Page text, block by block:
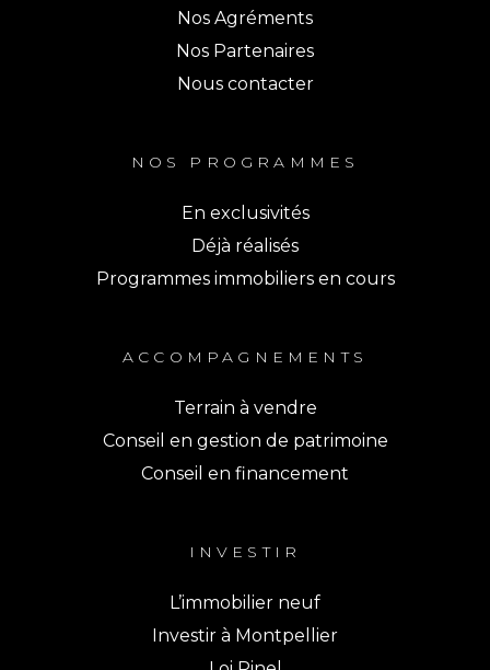
Nos Agréments
Nos Partenaires
Nous contacter
NOS PROGRAMMES
En exclusivités
Déjà réalisés
Programmes immobiliers en cours
ACCOMPAGNEMENTS
Terrain à vendre
Conseil en gestion de patrimoine
Conseil en financement
INVESTIR
L’immobilier neuf
Investir à Montpellier